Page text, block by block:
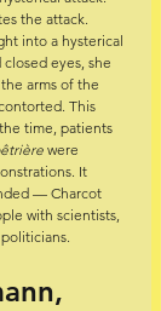
the attack.
into a hysterical
eyes, she
arms of the
This
time, patients
were
It
— Charcot
with scientists,